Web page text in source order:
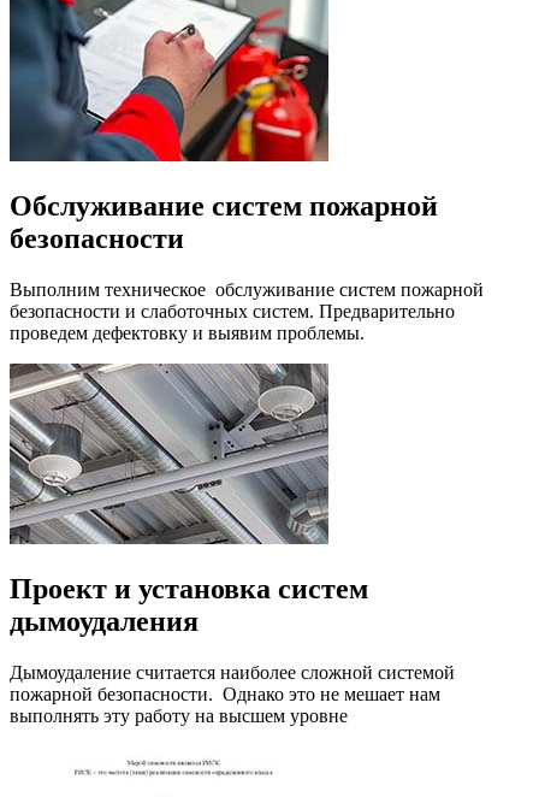
Обслуживание систем пожарной
безопасности
Выполним техническое обслуживание систем пожарной
безопасности и слаботочных систем. Предварительно
проведем дефектовку и выявим проблемы.
Проект и установка систем
дымоудаления
Дымоудаление считается наиболее сложной системой
пожарной безопасности. Однако это не мешает нам
выполнять эту работу на высшем уровне